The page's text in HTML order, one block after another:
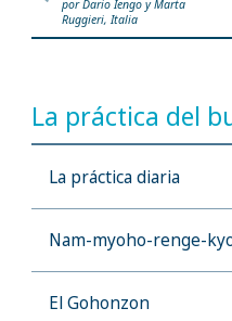
por Dario Iengo y Marta
Ruggieri, Italia
La práctica del
La práctica diaria
Nam-myoho-renge-
El Gohonzon